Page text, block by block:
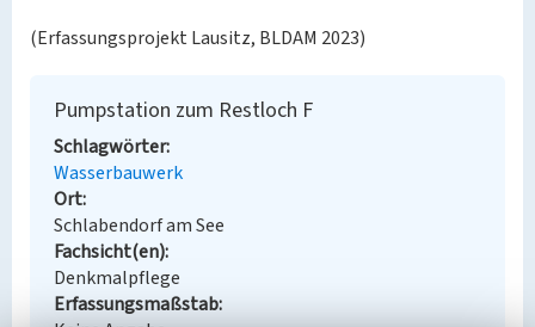
(Erfassungsprojekt Lausitz, BLDAM 2023)
Pumpstation zum Restloch F
Schlagwörter
Wasserbauwerk
Ort
Schlabendorf am See
Fachsicht(en)
Denkmalpflege
Erfassungsmaßstab